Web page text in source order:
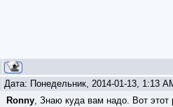
Дата: Понедельник, 2014-01-13, 1:13
Ronny, Знаю куда вам надо. Вот этот